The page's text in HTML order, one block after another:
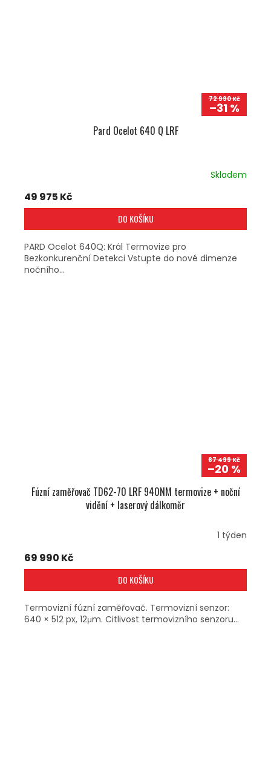
72 990 Kč
–31 %
Pard Ocelot 640 Q LRF
Skladem
49 975 Kč
DO KOŠÍKU
PARD Ocelot 640Q: Král Termovize pro
Bezkonkurenční Detekci Vstupte do nové dimenze
nočního...
87 499 Kč
–20 %
Fúzní zaměřovač TD62-70 LRF 940NM termovize + noční
vidění + laserový dálkoměr
1 týden
69 990 Kč
DO KOŠÍKU
Termovizní fúzní zaměřovač. Termovizní senzor:
640 × 512 px, 12μm. Citlivost termovizního senzoru...